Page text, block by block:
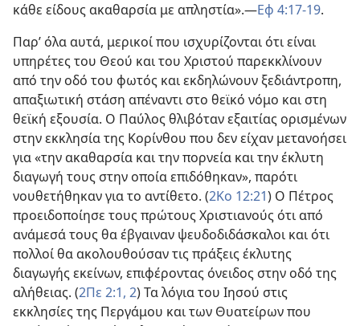
κάθε είδους ακαθαρσία με απληστία».—Εφ 4:17-19.
Παρ’ όλα αυτά, μερικοί που ισχυρίζονται ότι είναι
υπηρέτες του Θεού και του Χριστού παρεκκλίνουν
από την οδό του φωτός και εκδηλώνουν ξεδιάντροπη,
απαξιωτική στάση απέναντι στο θεϊκό νόμο και στη
θεϊκή εξουσία. Ο Παύλος θλιβόταν εξαιτίας ορισμένων
στην εκκλησία της Κορίνθου που δεν είχαν μετανοήσει
για «την ακαθαρσία και την πορνεία και την έκλυτη
διαγωγή τους στην οποία επιδόθηκαν», παρότι
νουθετήθηκαν για το αντίθετο. (2Κο 12:21) Ο Πέτρος
προειδοποίησε τους πρώτους Χριστιανούς ότι από
ανάμεσά τους θα έβγαιναν ψευδοδιδάσκαλοι και ότι
πολλοί θα ακολουθούσαν τις πράξεις έκλυτης
διαγωγής εκείνων, επιφέροντας όνειδος στην οδό της
αλήθειας. (2Πε 2:1, 2) Τα λόγια του Ιησού στις
εκκλησίες της Περγάμου και των Θυατείρων που